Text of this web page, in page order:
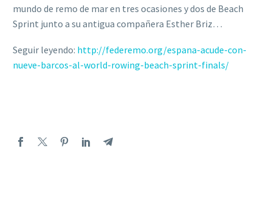
mundo de remo de mar en tres ocasiones y dos de Beach
Sprint junto a su antigua compañera Esther Briz…
Seguir leyendo: http://federemo.org/espana-acude-con-
nueve-barcos-al-world-rowing-beach-sprint-finals/